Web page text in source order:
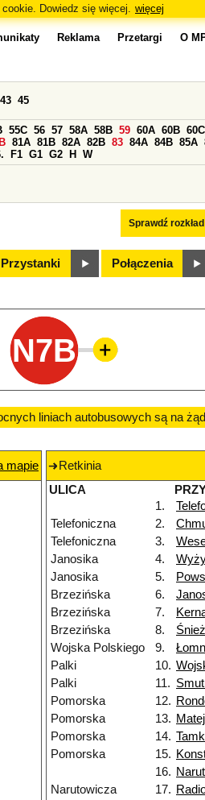
Dowiedz się więcej. więcej
Reklama Przetargi O
Sprawdź
43 45
55C 56 57 58A 58B 59 60A 60B 60C
81A 81B 82A 82B 83 84A 84B 85A
F1 G1 G2 H W
Przystanki Połączenia
N7B
liniach autobusowych są na
mapie
Retkinia
ULICA
1.
Telefoniczna
2.
Telefoniczna
3.
Janosika
4.
Janosika
5.
Brzezińska
6.
Brzezińska
7.
Brzezińska
8.
Wojska Polskiego
9.
Palki
10.
Palki
11.
Pomorska
12.
Pomorska
13.
Pomorska
14.
Pomorska
15.
16.
Narutowicza
17.